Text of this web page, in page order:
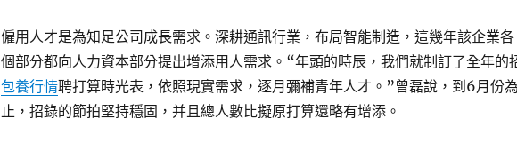
僱用人才是為知足公司成長需求。深耕通訊行業，布局智能制造，這幾年該企業各
個部分都向人力資本部分提出增添用人需求。“年頭的時辰，我們就制訂了全年的
包養行情聘打算時光表，依照現實需求，逐月彌補青年人才。”曾磊說，到6月份為
止，招錄的節拍堅持穩固，并且總人數比擬原打算還略有增添。